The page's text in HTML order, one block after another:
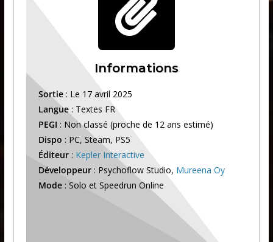
Informations
Sortie : Le 17 avril 2025
Langue : Textes FR
PEGI : Non classé (proche de 12 ans estimé)
Dispo : PC, Steam, PS5
Éditeur : Kepler Interactive
Développeur : Psychoflow Studio, Mureena Oy
Mode : Solo et Speedrun Online